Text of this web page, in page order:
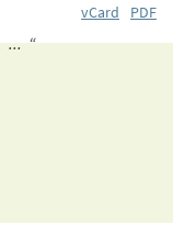
vCard
PDF
... “